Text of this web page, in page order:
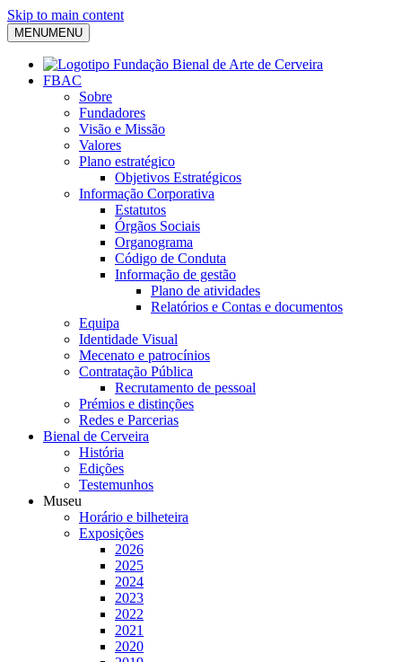
Skip to main content
MENUMENU
FBAC
Sobre
Fundadores
Visão e Missão
Valores
Plano estratégico
Objetivos Estratégicos
Informação Corporativa
Estatutos
Órgãos Sociais
Organograma
Código de Conduta
Informação de gestão
Plano de atividades
Relatórios e Contas e documentos
Equipa
Identidade Visual
Mecenato e patrocínios
Contratação Pública
Recrutamento de pessoal
Prémios e distinções
Redes e Parcerias
Bienal de Cerveira
História
Edições
Testemunhos
Museu
Horário e bilheteira
Exposições
2026
2025
2024
2023
2022
2021
2020